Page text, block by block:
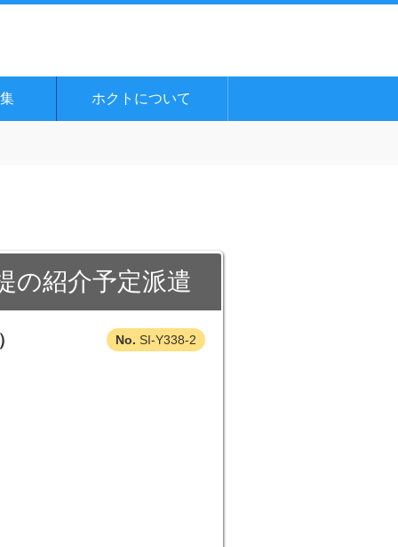
ホクトについて
の紹介予定派遣
SI-Y338-2